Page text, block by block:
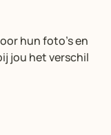
hun foto’s en
jou het verschil